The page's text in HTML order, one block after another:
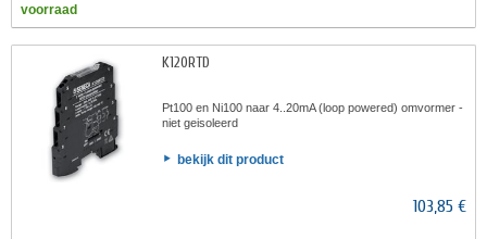
voorraad
K120RTD
Pt100 en Ni100 naar 4..20mA (loop powered) omvormer -
niet geisoleerd
bekijk dit product
103,85 €